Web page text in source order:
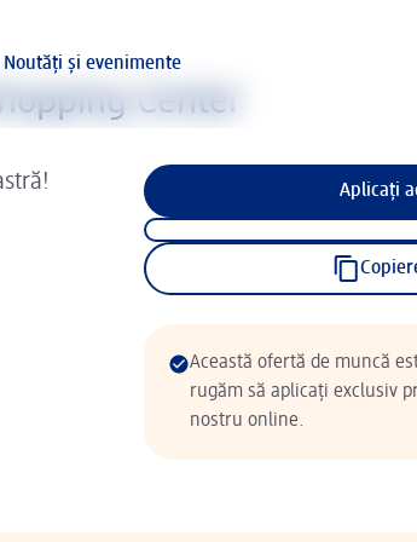
Noutăți și evenimente
Center
Aplicați
Această ofertă de muncă
rugăm să aplicați exclusiv
nostru online.